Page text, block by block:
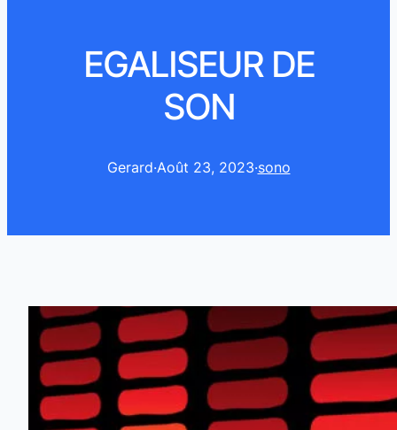
EGALISEUR DE
SON
Gerard·Août 23, 2023·sono